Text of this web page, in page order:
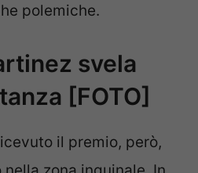
polemiche.
svela
[FOTO]
il premio, però,